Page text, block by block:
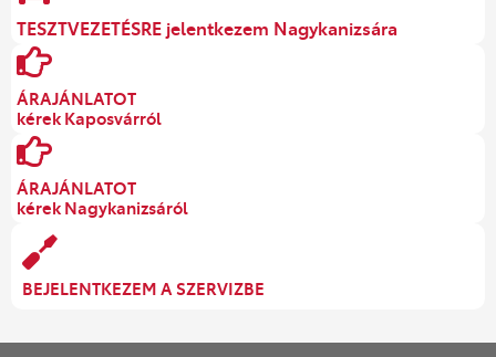
TESZTVEZETÉSRE jelentkezem Nagykanizsára
ÁRAJÁNLATOT
kérek Kaposvárról
ÁRAJÁNLATOT
kérek Nagykanizsáról
BEJELENTKEZEM A SZERVIZBE